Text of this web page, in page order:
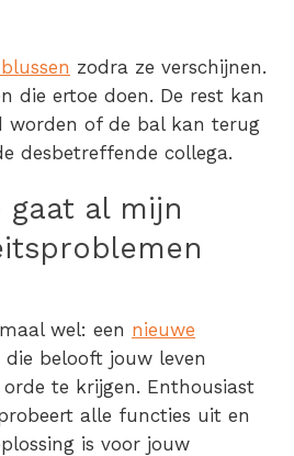
zodra ze verschijnen.
die ertoe doen. De rest kan
worden of de bal kan terug
desbetreffende collega.
gaat al mijn
wel: een nieuwe
die belooft jouw leven
te krijgen. Enthousiast
alle functies uit en
is voor jouw